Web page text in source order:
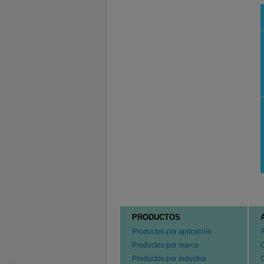
PRODUCTOS
Productos por aplicación
Productos por marca
Productos por industria